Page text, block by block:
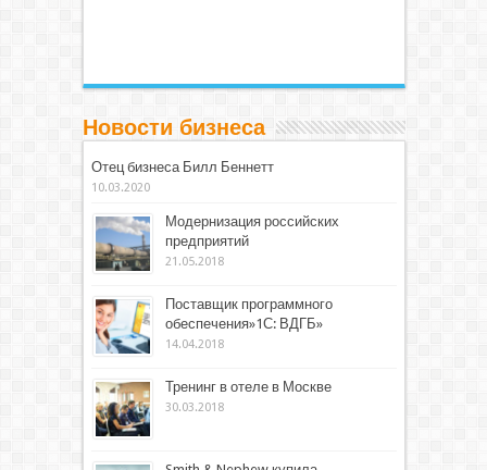
Новости бизнеса
Отец бизнеса Билл Беннетт
10.03.2020
Модернизация российских
предприятий
21.05.2018
Поставщик программного
обеспечения»1С: ВДГБ»
14.04.2018
Тренинг в отеле в Москве
30.03.2018